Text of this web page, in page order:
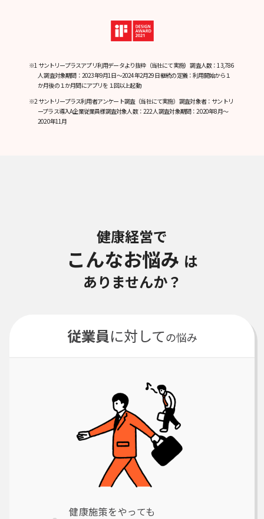
※1 サントリープラスアプリ利用データより抜粋（当社にて実施） 調査人数：13,786
人 調査対象期間：2023年9月1日～2024年2月29日 継続の定義：利用開始から１
か月後の１か月間にアプリを１回以上起動
※2 サントリープラス利用者アンケート調査（当社にて実施） 調査対象者：サントリ
ープラス導入A企業従業員様調査対象人数：222人 調査対象期間：2020年8月～
2020年11月
健康経営で
こんなお悩み は
ありませんか？
従業員に対しての悩み
健康施策をやっても